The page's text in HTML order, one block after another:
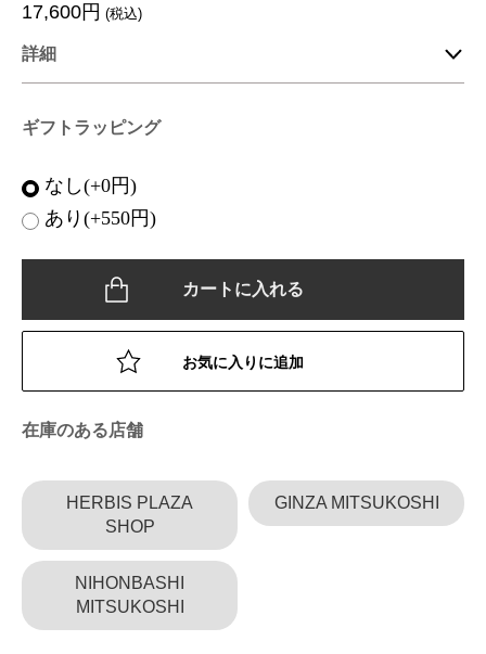
17,600円 (税込)
詳細
ギフトラッピング
なし(+0円)
あり(+550円)
カートに入れる
お気に入りに追加
在庫のある店舗
HERBIS PLAZA
SHOP
GINZA MITSUKOSHI
NIHONBASHI
MITSUKOSHI